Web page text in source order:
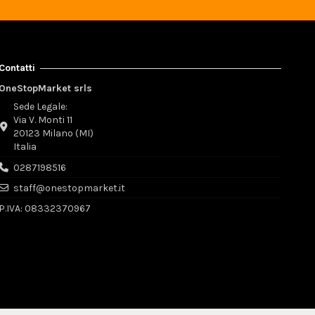
Contatti
OneStopMarket srls
Sede Legale:
Via V. Monti 11
20123 Milano (MI)
Italia
0287198516
staff@onestopmarket.it
P.IVA: 08332370967